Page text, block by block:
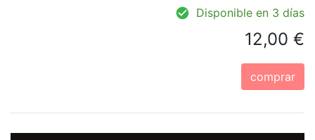
Disponible en 3 días
12,00 €
comprar